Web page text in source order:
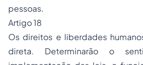
pessoas.
Artigo 18
Os direitos e liberdades
direta. Determinarão o